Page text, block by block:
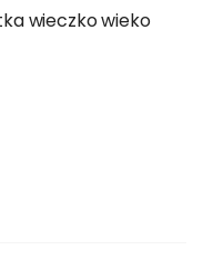
wieczko wieko